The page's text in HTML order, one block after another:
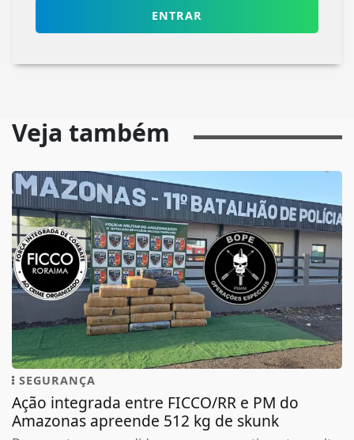
ENTRAR
Veja também
SEGURANÇA
Ação integrada entre FICCO/RR e PM do
Amazonas apreende 512 kg de skunk